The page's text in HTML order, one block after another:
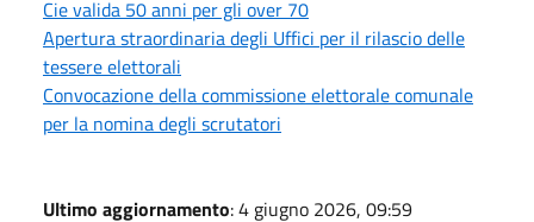
Cie valida 50 anni per gli over 70
Apertura straordinaria degli Uffici per il rilascio delle
tessere elettorali
Convocazione della commissione elettorale comunale
per la nomina degli scrutatori
Ultimo aggiornamento: 4 giugno 2026, 09:59